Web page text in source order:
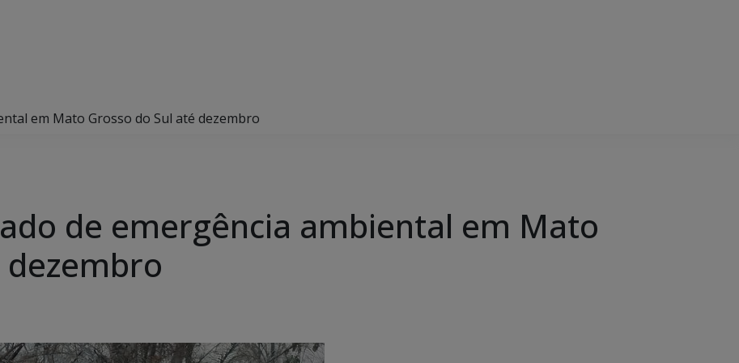
em Mato Grosso do Sul até dezembro
de emergência ambiental em Mato
dezembro